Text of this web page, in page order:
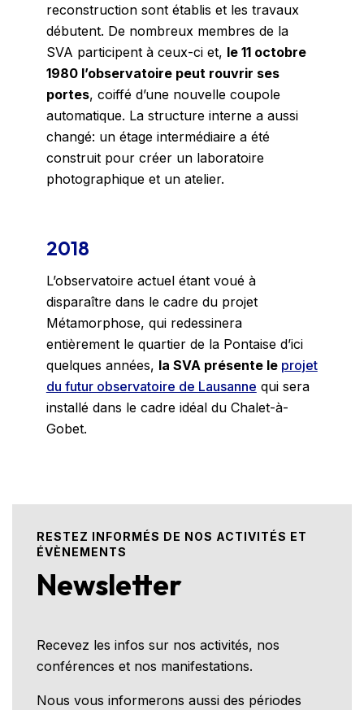
reconstruction sont établis et les travaux
débutent. De nombreux membres de la
SVA participent à ceux-ci et, le 11 octobre
1980 l’observatoire peut rouvrir ses
portes, coiffé d’une nouvelle coupole
automatique. La structure interne a aussi
changé: un étage intermédiaire a été
construit pour créer un laboratoire
photographique et un atelier.
2018
L’observatoire actuel étant voué à
disparaître dans le cadre du projet
Métamorphose, qui redessinera
entièrement le quartier de la Pontaise d’ici
quelques années, la SVA présente le projet
du futur observatoire de Lausanne qui sera
installé dans le cadre idéal du Chalet-à-
Gobet.
RESTEZ INFORMÉS DE NOS ACTIVITÉS ET
ÉVÈNEMENTS
Newsletter
Recevez les infos sur nos activités, nos
conférences et nos manifestations.
Nous vous informerons aussi des périodes